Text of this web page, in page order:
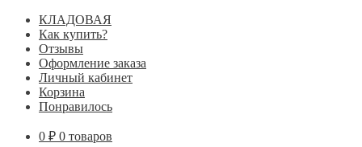
КЛАДОВАЯ
Как купить?
Отзывы
Оформление заказа
Личный кабинет
Корзина
Понравилось
0 ₽ 0 товаров